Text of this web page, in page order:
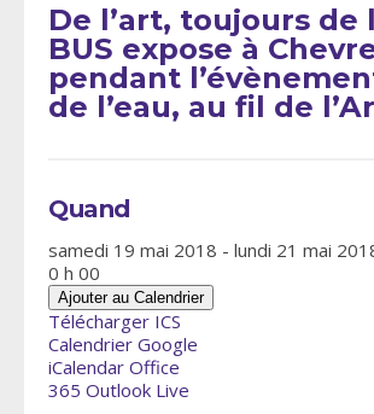
De l’art, toujours de
BUS expose à
pendant
de l’eau, au fil de
Quand
samedi 19 mai 2018 - lundi 21 mai
0 h 00
Ajouter au Calendrier
Télécharger ICS
Calendrier Google
iCalendar Office
365 Outlook Live